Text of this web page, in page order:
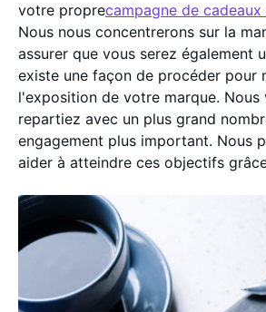
votre proprecampagne de cadeaux
Nous nous concentrerons sur la
assurer que vous serez également
existe une façon de procéder pour
l'exposition de votre marque. Nous
repartiez avec un plus grand
engagement plus important. Nous
aider à atteindre ces objectifs